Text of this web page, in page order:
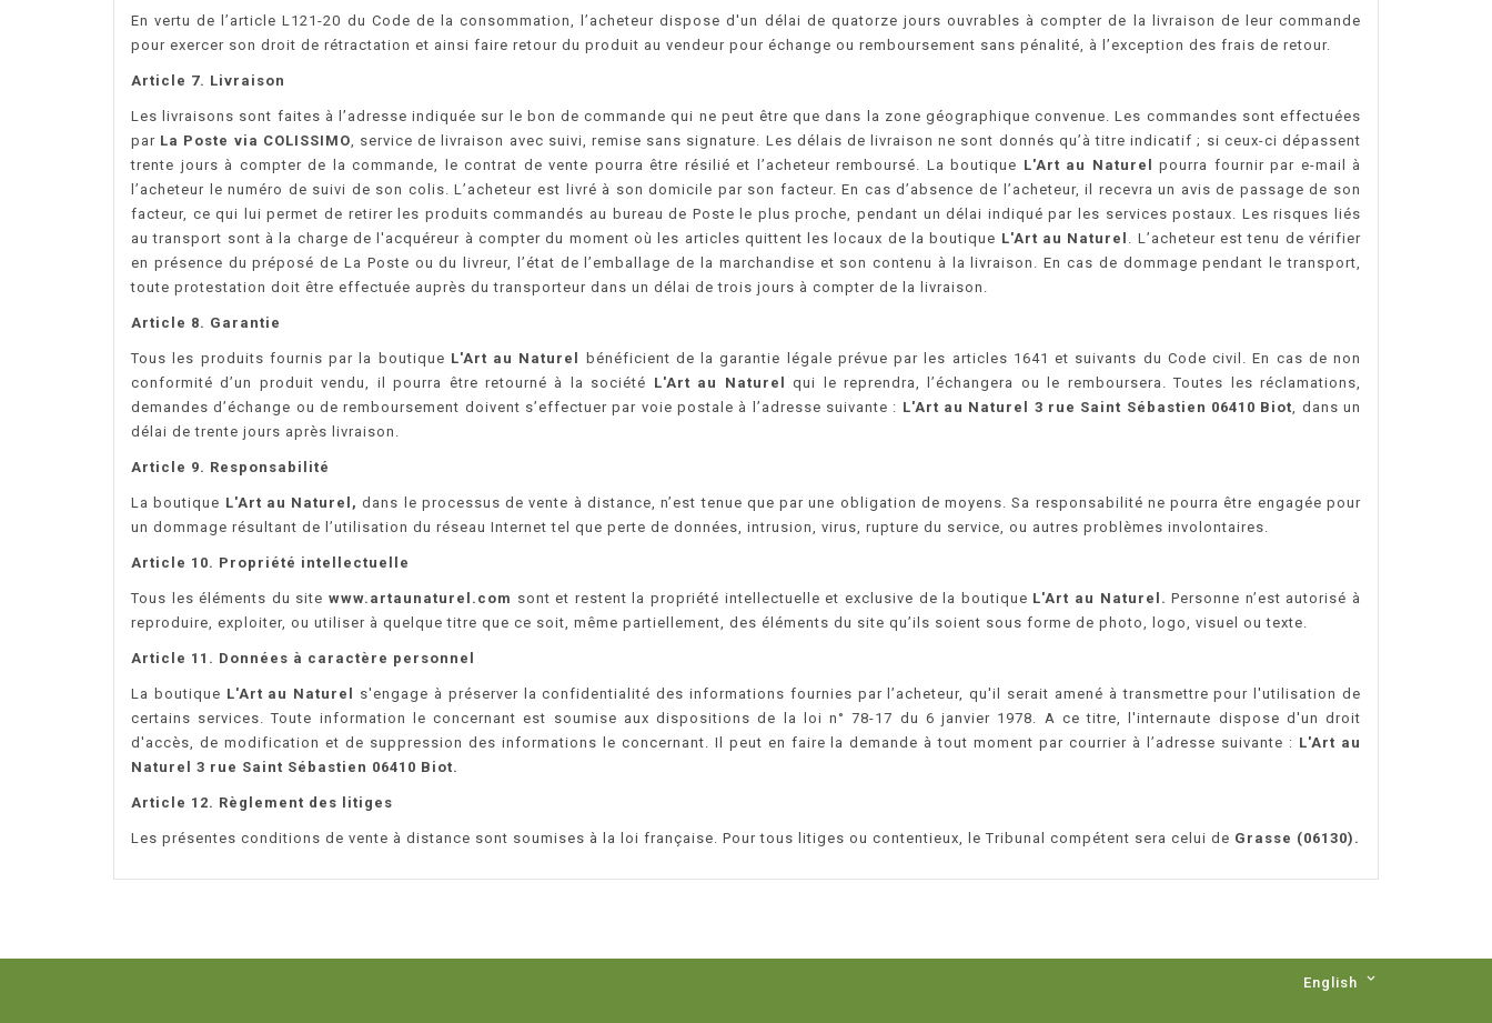
En vertu de l’article L121-20 du Code de la consommation, l’acheteur dispose d'un délai de quatorze jours ouvrables à compter de la livraison de leur commande
pour exercer son droit de rétractation et ainsi faire retour du produit au vendeur pour échange ou remboursement sans pénalité, à l’exception des frais de retour.
Article 7. Livraison
Les livraisons sont faites à l’adresse indiquée sur le bon de commande qui ne peut être que dans la zone géographique convenue. Les commandes sont effectuées
par La Poste via COLISSIMO, service de livraison avec suivi, remise sans signature. Les délais de livraison ne sont donnés qu’à titre indicatif ; si ceux-ci dépassent
trente jours à compter de la commande, le contrat de vente pourra être résilié et l’acheteur remboursé. La boutique L'Art au Naturel
pourra fournir par e-mail à
l’acheteur le numéro de suivi de son colis. L’acheteur est livré à son domicile par son facteur. En cas d’absence de l’acheteur, il recevra un avis de passage de son
facteur, ce qui lui permet de retirer les produits commandés au bureau de Poste le plus proche, pendant un délai indiqué par les services postaux. Les risques liés
au transport sont à la charge de l'acquéreur à compter du moment où les articles quittent les locaux de la boutique L'Art au Naturel . L’acheteur est tenu de vérifier
en présence du préposé de La Poste ou du livreur, l’état de l’emballage de la marchandise et son contenu à la livraison. En cas de dommage pendant le transport,
toute protestation doit être effectuée auprès du transporteur dans un délai de trois jours à compter de la livraison.
Article 8. Garantie
Tous les produits fournis par la boutique L'Art au Naturel
bénéficient de la garantie légale prévue par les articles 1641 et suivants du Code civil. En cas de non
conformité d’un produit vendu, il pourra être retourné à la société L'Art au Naturel
qui le reprendra, l’échangera ou le remboursera. Toutes les réclamations,
demandes d’échange ou de remboursement doivent s’effectuer par voie postale à l’adresse suivante : L'Art au Naturel 3 rue Saint Sébastien 06410 Biot, dans un
délai de trente jours après livraison.
Article 9. Responsabilité
La boutique L'Art au Naturel, dans le processus de vente à distance, n’est tenue que par une obligation de moyens. Sa responsabilité ne pourra être engagée pour
un dommage résultant de l’utilisation du réseau Internet tel que perte de données, intrusion, virus, rupture du service, ou autres problèmes involontaires.
Article 10. Propriété intellectuelle
Tous les éléments du sitewww.artaunaturel.com sont et restent la propriété intellectuelle et exclusive de la boutique L'Art au Naturel. Personne n’est autorisé à
reproduire, exploiter, ou utiliser à quelque titre que ce soit, même partiellement, des éléments du site qu’ils soient sous forme de photo, logo, visuel ou texte.
Article 11. Données à caractère personnel
La boutique L'Art au Naturel
s'engage à préserver la confidentialité des informations fournies par l’acheteur, qu'il serait amené à transmettre pour l'utilisation de
certains services. Toute information le concernant est soumise aux dispositions de la loi n° 78-17 du 6 janvier 1978. A ce titre, l'internaute dispose d'un droit
d'accès, de modification et de suppression des informations le concernant. Il peut en faire la demande à tout moment par courrier à l’adresse suivante : L'Art au
Naturel 3 rue Saint Sébastien 06410 Biot.
Article 12. Règlement des litiges
Les présentes conditions de vente à distance sont soumises à la loi française. Pour tous litiges ou contentieux, le Tribunal compétent sera celui de Grasse (06130).
English 